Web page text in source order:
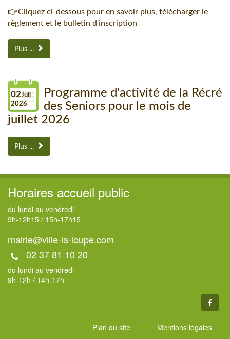
👉Cliquez ci-dessous pour en savoir plus, télécharger le
règlement et le bulletin d'inscription
Plus ...
02Juil
2026
Programme d'activité de la Récré
des Seniors pour le mois de
juillet 2026
Plus ...
Horaires accueil public
du lundi au vendredi
9h-12h15 / 15h-17h15
mairie@ville-la-loupe.com
02 37 81 10 20
du lundi au vendredi
9h-12h / 14h-17h
Plan du site Mentions légales